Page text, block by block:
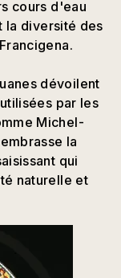
cours d'eau
la diversité des
dévoilent
par les
Michel-
la
qui
naturelle et